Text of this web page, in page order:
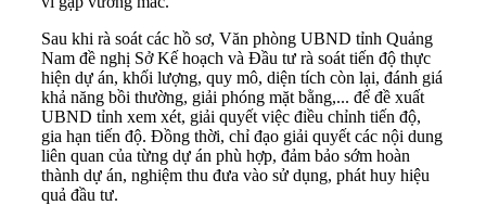
Sau khi rà soát các hồ sơ, Văn phòng UBND tỉnh Quảng
Nam đề nghị Sở Kế hoạch và Đầu tư rà soát tiến độ thực
hiện dự án, khối lượng, quy mô, diện tích còn lại, đánh giá
khả năng bồi thường, giải phóng mặt bằng,... để đề xuất
UBND tỉnh xem xét, giải quyết việc điều chỉnh tiến độ,
gia hạn tiến độ. Đồng thời, chỉ đạo giải quyết các nội dung
liên quan của từng dự án phù hợp, đảm bảo sớm hoàn
thành dự án, nghiệm thu đưa vào sử dụng, phát huy hiệu
quả đầu tư.